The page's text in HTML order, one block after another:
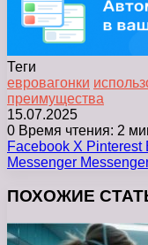
Теги
евровагонки
преимущества
15.07.2025
0 Время чтения: 2
Facebook X Pinterest
Messenger
ПОХОЖИЕ